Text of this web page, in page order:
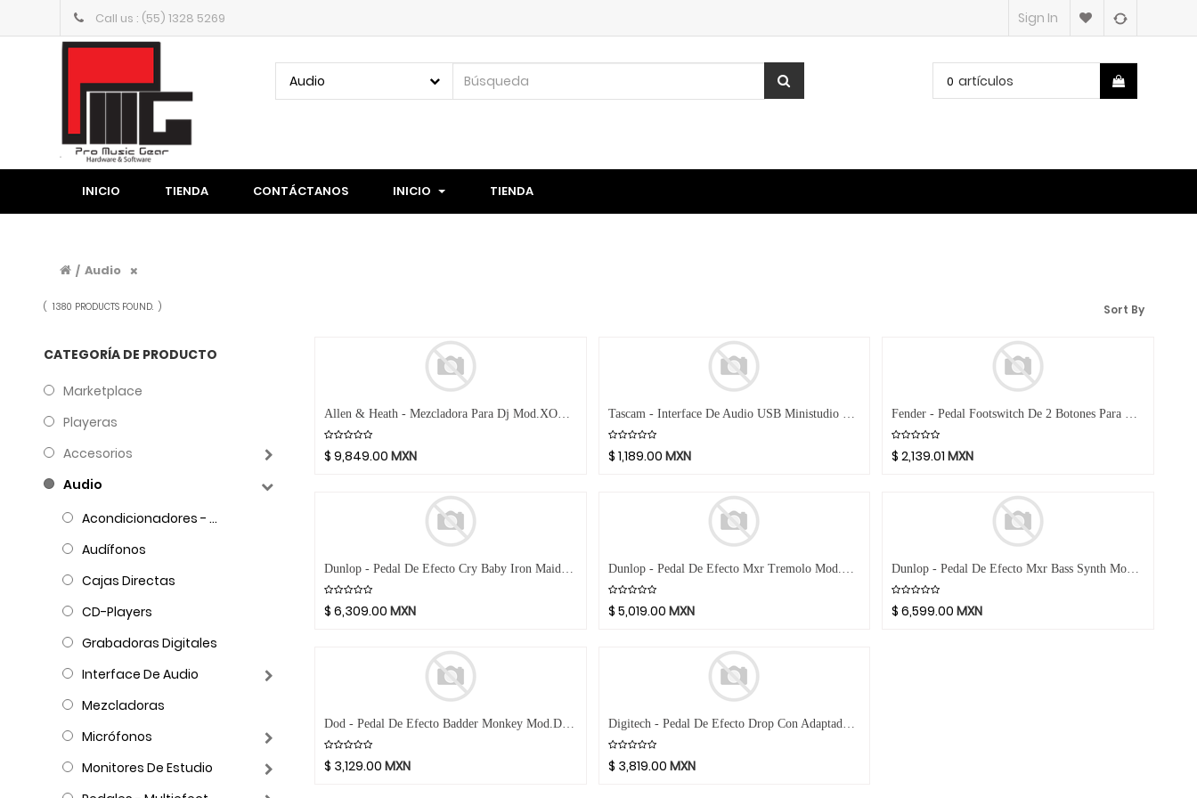
Call us : (55) 1328 5269 Sign In
Audio 0 artículos
INICIO TIENDA CONTÁCTANOS INICIO TIENDA
/ Audio
( 1380 PRODUCTS FOUND. ) Sort By
CATEGORÍA DE PRODUCTO
Marketplace
Playeras
Accesorios
Audio
Acondicionadores - Reguladores
Audífonos
Cajas Directas
CD-Players
Grabadoras Digitales
Interface De Audio
Mezcladoras
Micrófonos
Monitores De Estudio
Allen & Heath - Mezcladora Para Dj Mod.XONE:24
$ 9,849.00 MXN $ 1,189.00 MXN $2,139.01 MXN
$ 6,309.00 MXN $ 5,019.00 MXN $6,599.00 MXN
Dod - Pedal De Efecto Badder Monkey Mod.DOD-BADDERMONKEY
$ 3,129.00 MXN
Digitech - Pedal De Efecto Drop Con Adaptador Mod.DROP-V-01
$ 3,819.00 MXN